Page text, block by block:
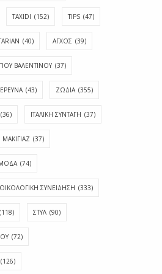
TAXIDI (152) TIPS (47)
(40) ΑΓΧΟΣ (39)
ΒΑΛΕΝΤΊΝΟΥ (37)
ΕΡΕΥΝΑ (43) ΖΩΔΙΑ (355)
(36) ΙΤΑΛΙΚΗ ΣΥΝΤΑΓΗ (37)
ΜΑΚΙΓΙΑΖ (37)
(74)
ΟΙΚΟΛΟΓΙΚΗ ΣΥΝΕΙΔΗΣΗ (333)
(118) ΣΤΥΛ (90)
(72)
(126)